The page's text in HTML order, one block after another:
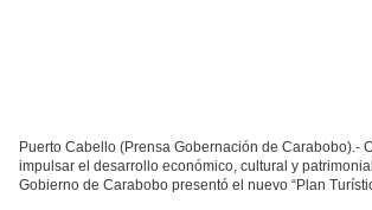
Puerto Cabello (Prensa Gobernación de Carabobo).-
impulsar el desarrollo económico, cultural y
Gobierno de Carabobo presentó el nuevo “Plan